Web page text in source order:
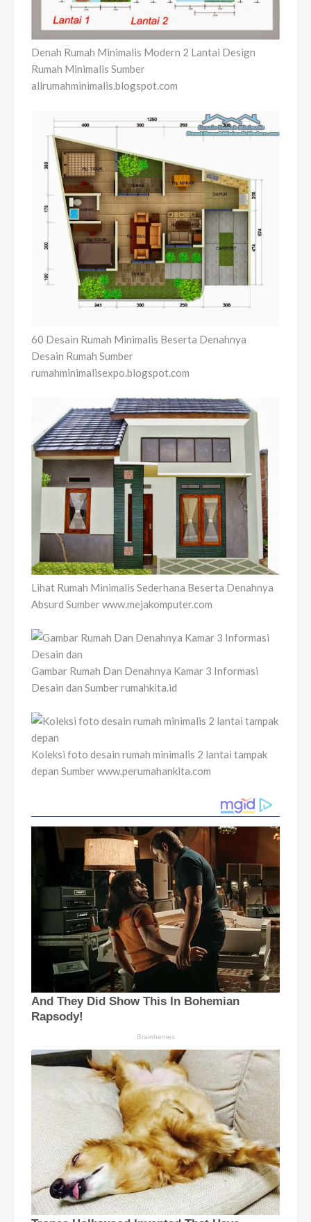
Denah Rumah Minimalis Modern 2 Lantai Design
Rumah Minimalis Sumber
allrumahminimalis.blogspot.com
60 Desain Rumah Minimalis Beserta Denahnya
Desain Rumah Sumber
rumahminimalisexpo.blogspot.com
Lihat Rumah Minimalis Sederhana Beserta Denahnya
Absurd Sumber www.mejakomputer.com
Gambar Rumah Dan Denahnya Kamar 3 Informasi
Desain dan Sumber rumahkita.id
Koleksi foto desain rumah minimalis 2 lantai tampak
depan Sumber www.perumahankita.com